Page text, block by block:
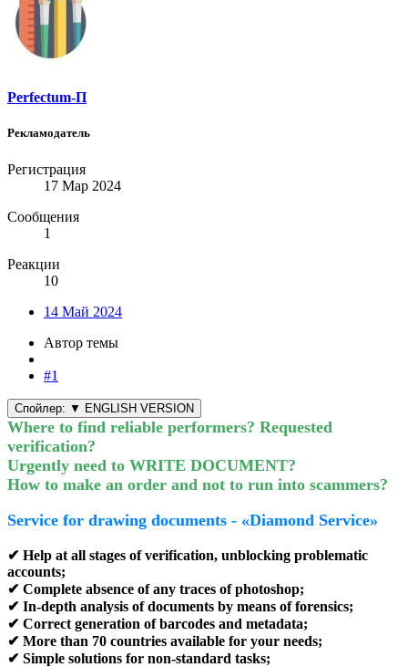
Perfectum-П
Рекламодатель
Регистрация
17 Мар 2024
Сообщения
1
Реакции
10
14 Май 2024
Автор темы
#1
Спойлер: ▼ ENGLISH VERSION
Where to find reliable performers? Requested
verification?
Urgently need to WRITE DOCUMENT?
How to make an order and not to run into scammers?
Service for drawing documents - «Diamond Service»
✔ Help at all stages of verification, unblocking problematic
accounts;
✔ Complete absence of any traces of photoshop;
✔ In-depth analysis of documents by means of forensics;
✔ Correct generation of barcodes and metadata;
✔ More than 70 countries available for your needs;
✔ Simple solutions for non-standard tasks;